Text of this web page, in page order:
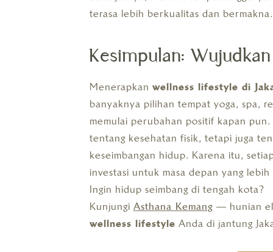
terasa lebih berkualitas dan bermakna.
Kesimpulan:
Menerapkan wellness lifestyle di
banyaknya pilihan tempat yoga, spa,
memulai perubahan positif kapan
tentang kesehatan fisik, tetapi juga
keseimbangan hidup. Karena itu,
investasi untuk masa depan yang lebih
Ingin hidup seimbang di tengah kota?
Kunjungi Asthana Kemang — hunian
wellness lifestyle Anda di jantung